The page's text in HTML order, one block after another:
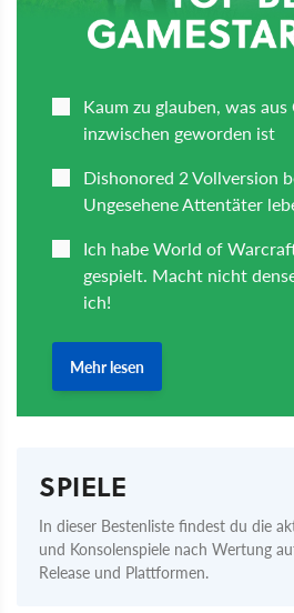
SPIELE
In dieser Bestenliste findest du die
und Konsolenspiele nach Wertung
Release und Plattformen.